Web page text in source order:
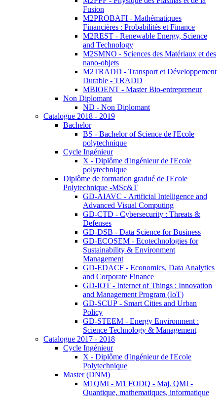
Fusion
M2PROBAFI - Mathématiques
Financières : Probabilités et Finance
M2REST - Renewable Energy, Science
and Technology
M2SMNO - Sciences des Matériaux et des
nano-objets
M2TRADD - Transport et Développement
Durable - TRADD
MBIOENT - Master Bio-entrepreneur
Non Diplomant
ND - Non Diplomant
Catalogue 2018 - 2019
Bachelor
BS - Bachelor of Science de l'Ecole
polytechnique
Cycle Ingénieur
X - Diplôme d'ingénieur de l'Ecole
polytechnique
Diplôme de formation gradué de l'Ecole
Polytechnique -MSc&T
GD-AIAVC - Artificial Intelligence and
Advanced Visual Computing
GD-CTD - Cybersecurity : Threats &
Defenses
GD-DSB - Data Science for Business
GD-ECOSEM - Ecotechnologies for
Sustainability & Environment
Management
GD-EDACF - Economics, Data Analytics
and Corporate Finance
GD-IOT - Internet of Things : Innovation
and Management Program (IoT)
GD-SCUP - Smart Cities and Urban
Policy
GD-STEEM - Energy Environment :
Science Technology & Management
Catalogue 2017 - 2018
Cycle Ingénieur
X - Diplôme d'ingénieur de l'Ecole
Polytechnique
Master (DNM)
M1QMI - M1 FODQ - Maj. QMI -
Quantique, mathematiques, informatique